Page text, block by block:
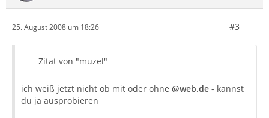
25. August 2008 um 18:26 #3
Zitat von "muzel"
ich weiß jetzt nicht ob mit oder ohne @web.de - kannst
du ja ausprobieren